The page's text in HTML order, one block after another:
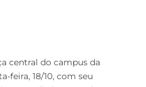
central do campus da
feira, 18/10, com seu